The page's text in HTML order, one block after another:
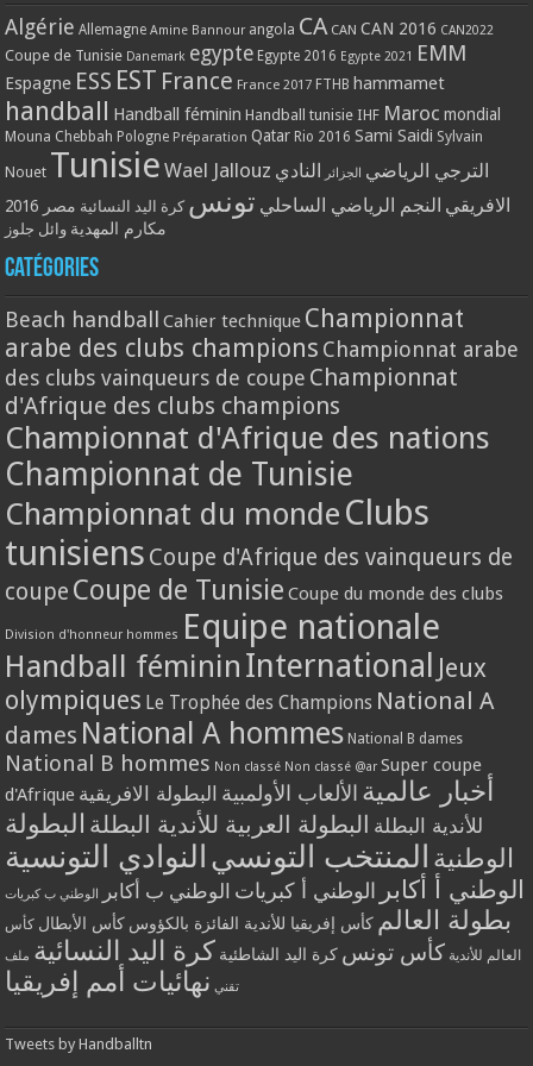
Algérie Allemagne Amine Bannour angola CA CAN CAN 2016 CAN2022
Coupe de Tunisie Danemark egypte Egypte 2016 Egypte 2021 EMM
Espagne ESS EST France France 2017 FTHB hammamet
handball Handball féminin Handball tunisie IHF Maroc mondial
Mouna Chebbah Pologne Préparation Qatar Rio 2016 Sami Saidi Sylvain
Nouet Tunisie Wael Jallouz الترجي الرياضي الجزائر
النادي
الافريقي النجم الرياضي الساحلي تونس كرة اليد النسائية مصر 2016
مكارم المهدية وائل جلوز
Catégories
Beach handball Cahier technique Championnat
arabe des clubs champions Championnat arabe
des clubs vainqueurs de coupe Championnat
d'Afrique des clubs champions
Championnat d'Afrique des nations
Championnat de Tunisie
Championnat du monde Clubs
tunisiens Coupe d'Afrique des vainqueurs de
coupe Coupe de Tunisie Coupe du monde des clubs
Division d'honneur hommes Equipe nationale
Handball féminin International Jeux
olympiques Le Trophée des Champions National A
dames National A hommes National B dames
National B hommes Non classé Non classé @ar Super coupe
d'Afrique
أخبار عالمية الألعاب الأولمبية البطولة الافريقية
للأندية البطلة البطولة العربية للأندية البطلة البطولة
الوطنية المنتخب التونسي النوادي التونسية
الوطني أ أكابر الوطني أ كبريات الوطني ب أكابر الوطني ب كبريات
بطولة العالم كأس إفريقيا للأندية الفائزة بالكؤوس كأس الأبطال كأس
العالم للأندية كأس تونس كرة اليد الشاطئية كرة اليد النسائية ملف
تقني نهائيات أمم إفريقيا
Tweets by Handballtn